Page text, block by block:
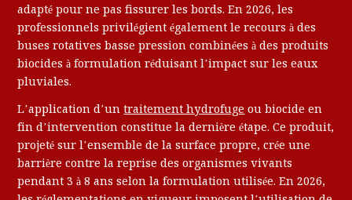
adapté pour ne pas fissurer les bords. En 2026, les
professionnels privilégient également le recours à des
buses rotatives basse pression combinées à des produits
biocides à formulation réduisant l’impact sur les eaux
pluviales.
L’application d’untraitement hydrofuge ou biocide en
fin d’intervention constitue la dernière étape. Ce produit,
projeté sur l’ensemble de la surface propre, crée une
barrière contre la reprise des organismes vivants
pendant 3 à 8 ans selon la formulation utilisée. En 2026,